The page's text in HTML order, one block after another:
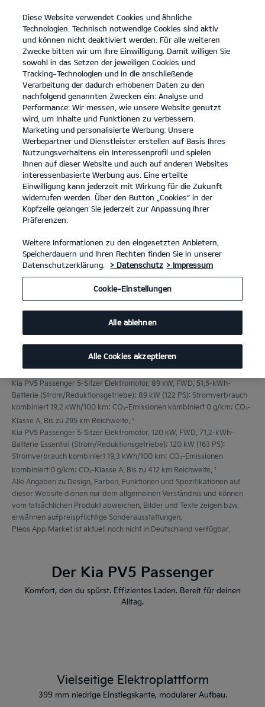
open
menu
KONTAKT
PV5 Passenger Probefahrt / Angebot
Kontakt
... ... PV5 PASSENGER
Diese Website verwendet Cookies und ähnliche
Technologien. Technisch notwendige Cookies sind aktiv
und können nicht deaktiviert werden. Für alle weiteren
Zwecke bitten wir um Ihre Einwilligung. Damit willigen Sie
sowohl in das Setzen der jeweiligen Cookies und
Tracking-Technologien und in die anschließende
Verarbeitung der dadurch erhobenen Daten zu den
nachfolgend genannten Zwecken ein: Analyse und
Performance: Wir messen, wie unsere Website genutzt
wird, um Inhalte und Funktionen zu verbessern.
Marketing und personalisierte Werbung: Unsere
Werbepartner und Dienstleister erstellen auf Basis Ihres
Nutzungsverhaltens ein Interessenprofil und spielen
Ihnen auf dieser Website und auch auf anderen Websites
interessenbasierte Werbung aus. Eine erteilte
Einwilligung kann jederzeit mit Wirkung für die Zukunft
widerrufen werden. Über den Button „Cookies“ in der
Kopfzeile gelangen Sie jederzeit zur Anpassung Ihrer
Präferenzen.
Weitere Informationen zu den eingesetzten Anbietern,
Speicherdauern und Ihren Rechten finden Sie in unserer
Datenschutzerklärung.
> Datenschutz > Impressum
Cookie-Einstellungen
Alle ablehnen
Alle Cookies akzeptieren